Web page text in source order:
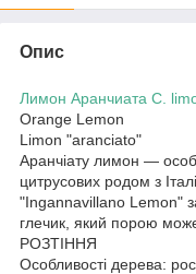
Опис
Лимон Аранчиата C.
Orange Lemon
Limon "aranciato"
Аранчіату лимон —
цитрусових родом з
"Ingannavillano Lemon"
глечик, який порою
РОЗТІННЯ
Особливості дерева: